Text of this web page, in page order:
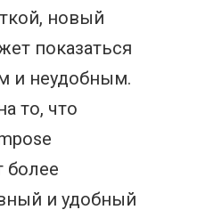
новый
показаться
и неудобным.
то, что
более
и удобный